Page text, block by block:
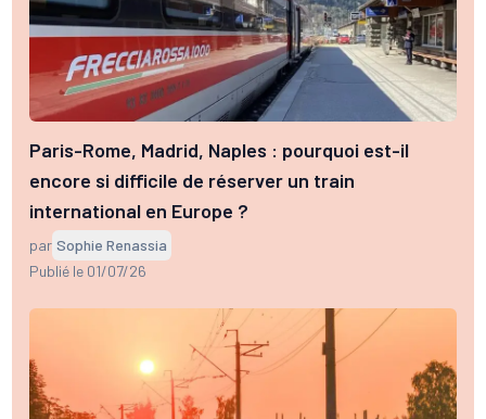
Paris-Rome, Madrid, Naples : pourquoi est-il
encore si difficile de réserver un train
international en Europe ?
par Sophie Renassia
Publié le 01/07/26